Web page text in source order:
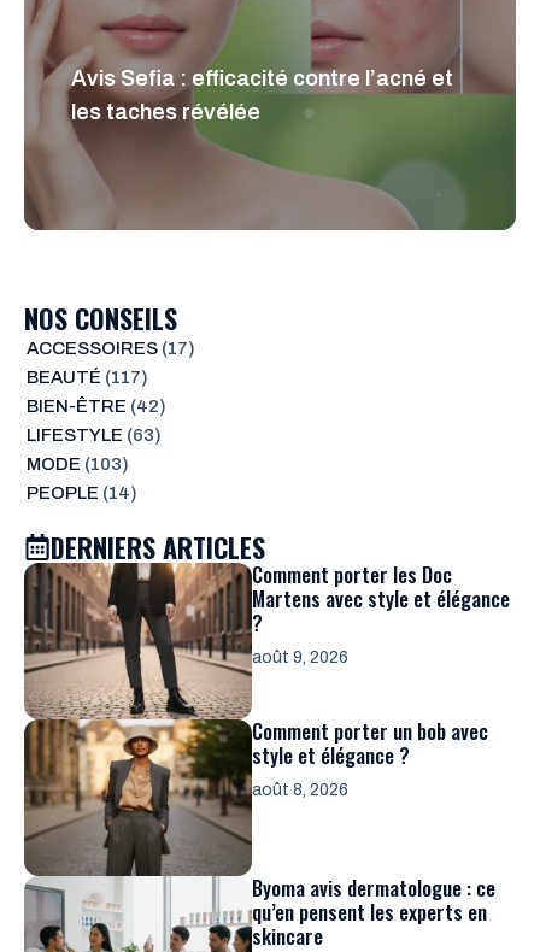
Avis Sefia : efficacité contre l’acné et
les taches révélée
NOS CONSEILS
ACCESSOIRES(17)
BEAUTÉ (117)
BIEN-ÊTRE (42)
LIFESTYLE (63)
MODE (103)
PEOPLE (14)
DERNIERS ARTICLES
Comment porter les Doc
Martens avec style et élégance
?
août 9, 2026
Comment porter un bob avec
style et élégance ?
août 8, 2026
Byoma avis dermatologue : ce
qu’en pensent les experts en
skincare